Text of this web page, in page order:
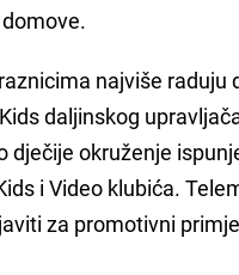
najviše
daljinskog
dječije okruženje
i Video klubića.
za promotivni